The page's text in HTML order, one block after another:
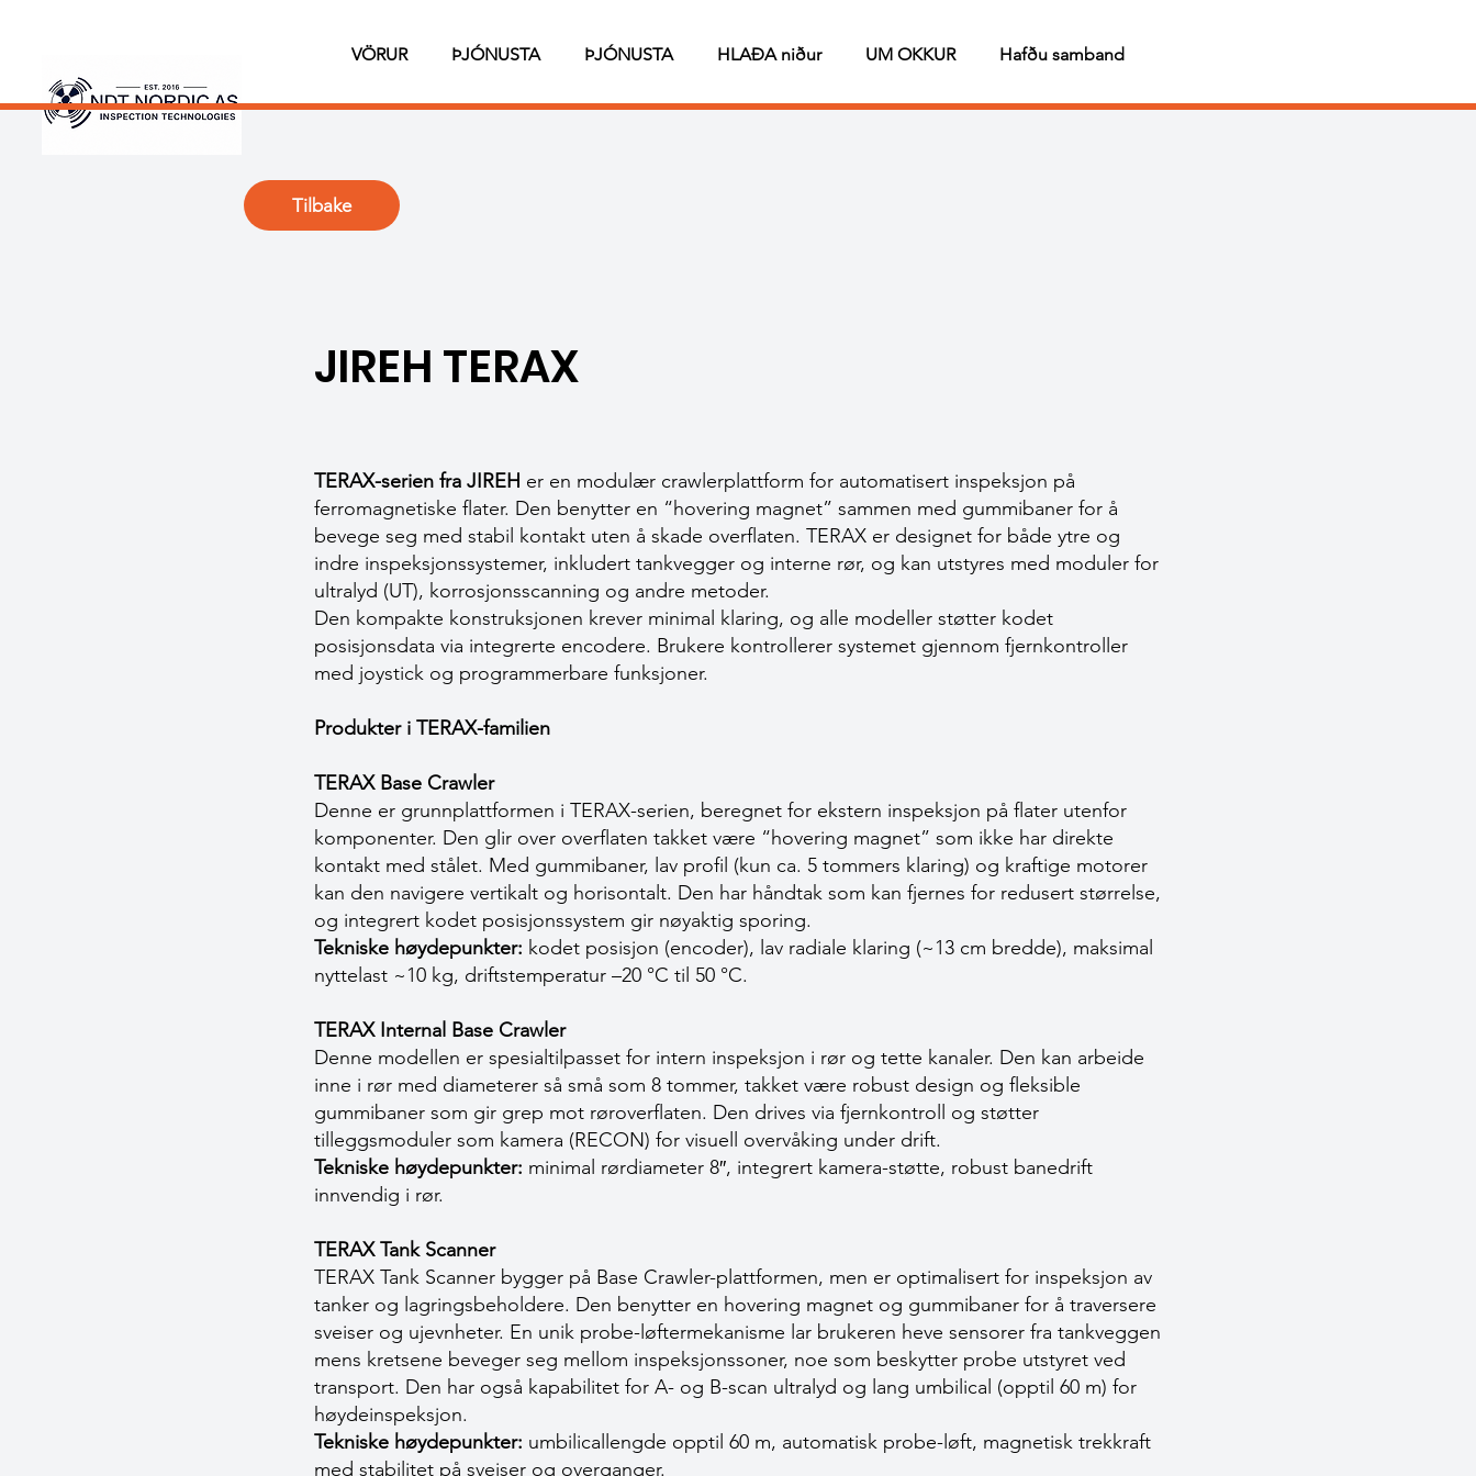
VÖRUR ÞJÓNUSTA HLAÐA niður UM OKKUR Hafðu samband
ÞJÓNUSTA
Tilbake
JIREH TERAX
TERAX-serien fra JIREH er en modulær crawlerplattform for automatisert inspeksjon på
ferromagnetiske flater. Den benytter en “hovering magnet” sammen med gummibaner for å
bevege seg med stabil kontakt uten å skade overflaten. TERAX er designet for både ytre og
indre inspeksjonssystemer, inkludert tankvegger og interne rør, og kan utstyres med moduler for
ultralyd (UT), korrosjonsscanning og andre metoder.
Den kompakte konstruksjonen krever minimal klaring, og alle modeller støtter kodet
posisjonsdata via integrerte encodere. Brukere kontrollerer systemet gjennom fjernkontroller
med joystick og programmerbare funksjoner.
Produkter i TERAX-familien
TERAX Base Crawler
Denne er grunnplattformen i TERAX-serien, beregnet for ekstern inspeksjon på flater utenfor
komponenter. Den glir over overflaten takket være “hovering magnet” som ikke har direkte
kontakt med stålet. Med gummibaner, lav profil (kun ca. 5 tommers klaring) og kraftige motorer
kan den navigere vertikalt og horisontalt. Den har håndtak som kan fjernes for redusert størrelse,
og integrert kodet posisjonssystem gir nøyaktig sporing.
Tekniske høydepunkter: kodet posisjon (encoder), lav radiale klaring (~13 cm bredde), maksimal
nyttelast ~10 kg, driftstemperatur –20 °C til 50 °C.
TERAX Internal Base Crawler
Denne modellen er spesialtilpasset for intern inspeksjon i rør og tette kanaler. Den kan arbeide
inne i rør med diameterer så små som 8 tommer, takket være robust design og fleksible
gummibaner som gir grep mot røroverflaten. Den drives via fjernkontroll og støtter
tilleggsmoduler som kamera (RECON) for visuell overvåking under drift.
Tekniske høydepunkter: minimal rørdiameter 8″, integrert kamera-støtte, robust banedrift
innvendig i rør.
TERAX Tank Scanner
TERAX Tank Scanner bygger på Base Crawler-plattformen, men er optimalisert for inspeksjon av
tanker og lagringsbeholdere. Den benytter en hovering magnet og gummibaner for å traversere
sveiser og ujevnheter. En unik probe-løftermekanisme lar brukeren heve sensorer fra tankveggen
mens kretsene beveger seg mellom inspeksjonssoner, noe som beskytter probe utstyret ved
transport. Den har også kapabilitet for A- og B-scan ultralyd og lang umbilical (opptil 60 m) for
høydeinspeksjon.
Tekniske høydepunkter: umbilicallengde opptil 60 m, automatisk probe-løft, magnetisk trekkraft
med stabilitet på sveiser og overganger.